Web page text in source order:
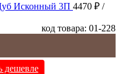
Исконный 3П 4470 ₽ /
код товара: 01-228
дешевле